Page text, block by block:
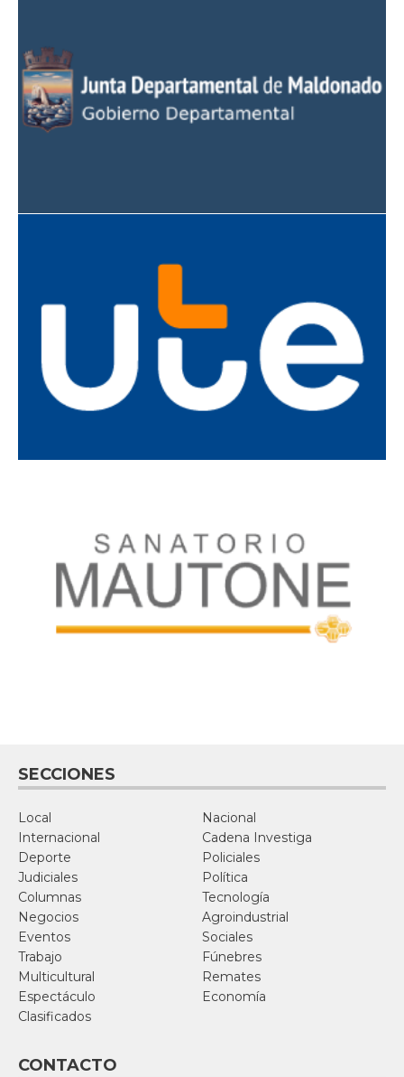
SECCIONES
Local
Nacional
Internacional
Cadena Investiga
Deporte
Policiales
Judiciales
Política
Columnas
Tecnología
Negocios
Agroindustrial
Eventos
Sociales
Trabajo
Fúnebres
Multicultural
Remates
Espectáculo
Economía
Clasificados
CONTACTO